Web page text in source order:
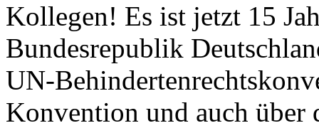
Kollegen! Es ist jetzt 15
Bundesrepublik
UN-
Konvention und auch über